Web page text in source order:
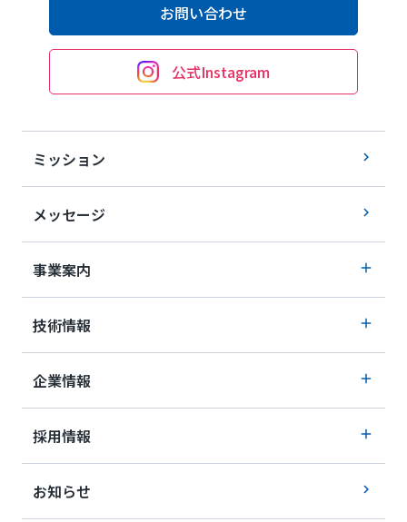
お問い合わせ
公式Instagram
ミッション
メッセージ
事業案内
技術情報
企業情報
採用情報
お知らせ